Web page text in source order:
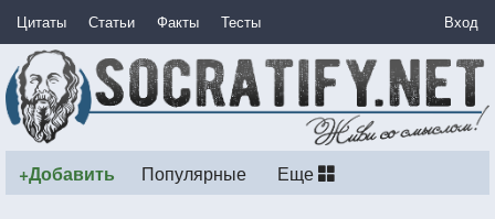
Цитаты Статьи Факты Тесты Вход
+Добавить Популярные Еще